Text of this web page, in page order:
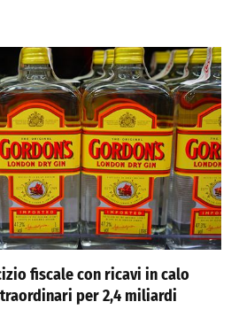
fiscale con ricavi in calo
per 2,4 miliardi